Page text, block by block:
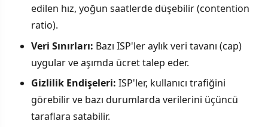
edilen hız, yoğun saatlerde düşebilir (contention
ratio).
Veri Sınırları: Bazı ISP'ler aylık veri tavanı (cap)
uygular ve aşımda ücret talep eder.
Gizlilik Endişeleri: ISP'ler, kullanıcı trafiğini
görebilir ve bazı durumlarda verilerini üçüncü
taraflara satabilir.